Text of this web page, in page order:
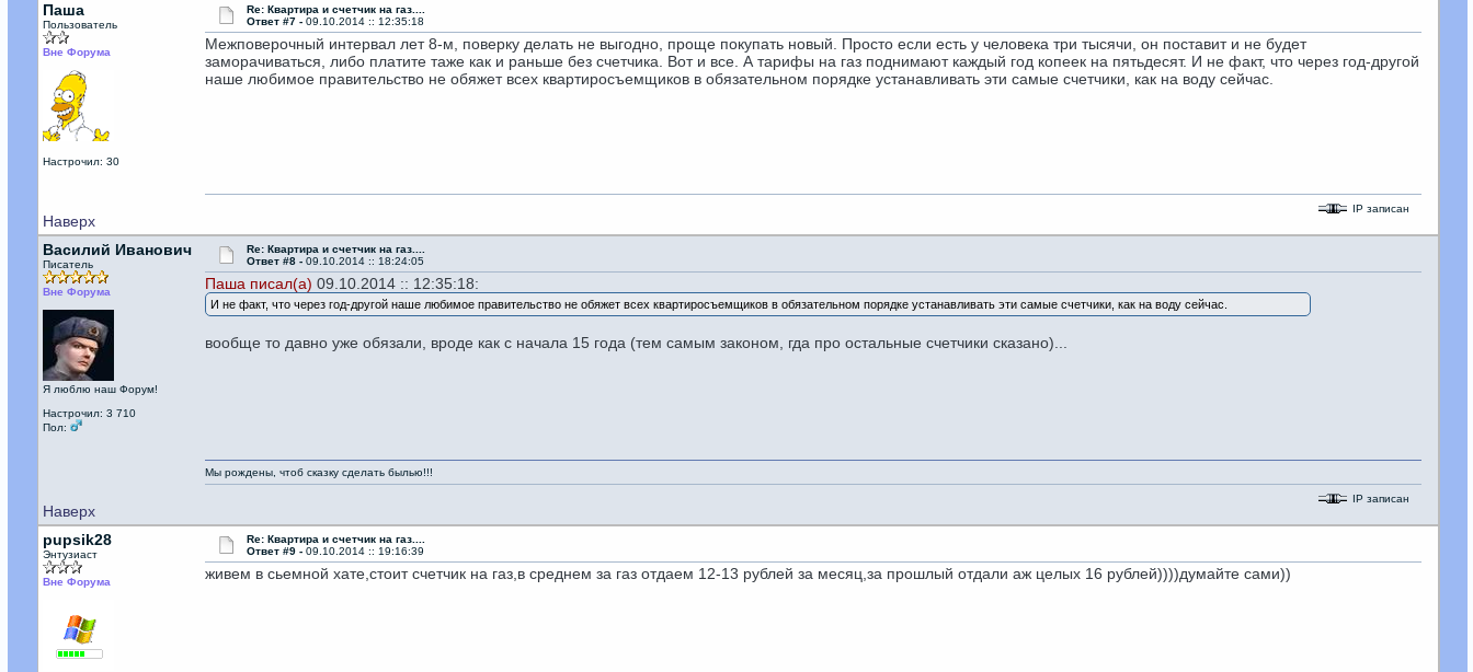
Паша
Пользователь
Вне Форума
Настрочил: 30
Re: Квартира и счетчик на газ....
Ответ #7 - 09.10.2014 :: 12:35:18
Межповерочный интервал лет 8-м, поверку делать не выгодно, проще покупать новый. Просто если есть у человека три тысячи, он поставит и не будет
заморачиваться, либо платите таже как и раньше без счетчика. Вот и все. А тарифы на газ поднимают каждый год копеек на пятьдесят. И не факт, что через год-другой
наше любимое правительство не обяжет всех квартиросъемщиков в обязательном порядке устанавливать эти самые счетчики, как на воду сейчас.
Наверх
IP записан
Василий Иванович
Писатель
Вне Форума
Я люблю наш Форум!
Настрочил: 3 710
Пол:
Re: Квартира и счетчик на газ....
Ответ #8 - 09.10.2014 :: 18:24:05
Паша писал(а) 09.10.2014 :: 12:35:18:
И не факт, что через год-другой наше любимое правительство не обяжет всех квартиросъемщиков в обязательном порядке устанавливать эти самые счетчики, как на воду сейчас.
вообще то давно уже обязали, вроде как с начала 15 года (тем самым законом, гда про остальные счетчики сказано)...
Наверх
Мы рождены, чтоб сказку сделать былью!!!
IP записан
pupsik28
Энтузиаст
Вне Форума
Re: Квартира и счетчик на газ....
Ответ #9 - 09.10.2014 :: 19:16:39
живем в сьемной хате,стоит счетчик на газ,в среднем за газ отдаем 12-13 рублей за месяц,за прошлый отдали аж целых 16 рублей))))думайте сами))